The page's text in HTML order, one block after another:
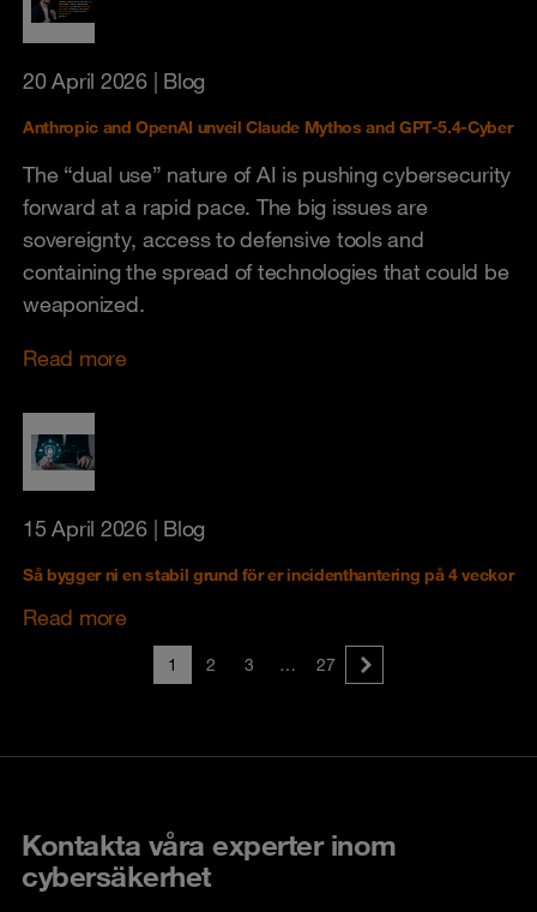
20 April 2026| Blog
Anthropic and OpenAI unveil Claude Mythos and GPT-5.4-Cyber
The “dual use” nature of AI is pushing cybersecurity
forward at a rapid pace. The big issues are
sovereignty, access to defensive tools and
containing the spread of technologies that could be
weaponized.
Read more
15 April 2026| Blog
Så bygger ni en stabil grund för er incidenthantering på 4 veckor
Read more
1 2 3 … 27
Kontakta våra experter inom
cybersäkerhet